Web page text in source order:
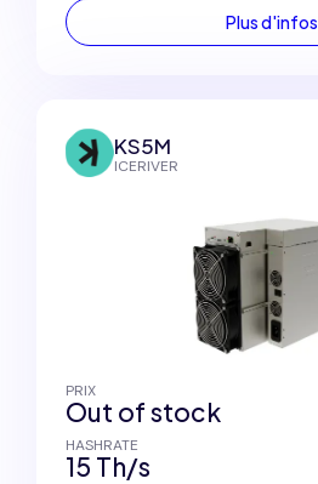
Plus d'infos
KS5M
ICERIVER
PRIX
Out of stock
HASHRATE
15 Th/s